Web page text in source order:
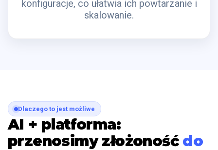
konfiguracje, co ułatwia ich powtarzanie i
skalowanie.
Dlaczego to jest możliwe
AI + platforma:
przenosimy złożonośćdo